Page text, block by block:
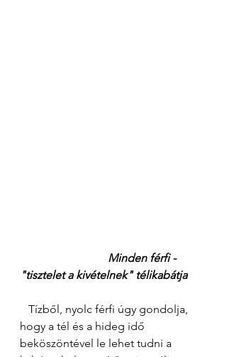
Minden férfi -
"tisztelet a kivételnek" télikabátja
hogy a tél és a hideg idő
beköszöntével le lehet tudni a